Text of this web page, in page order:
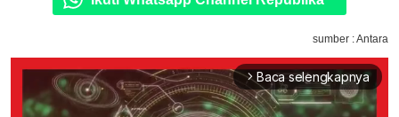
sumber : Antara
arrow_forward_ios Baca selengkapnya